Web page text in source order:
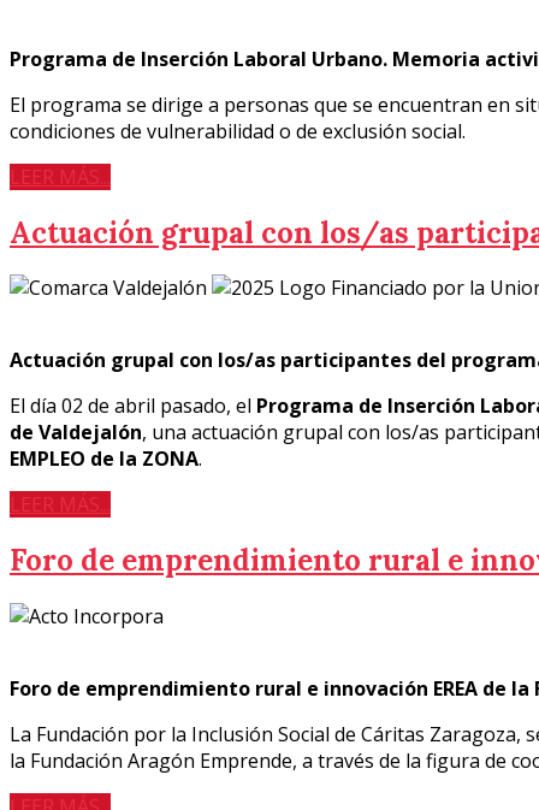
Programa de Inserción Laboral Urbano. Memoria
El programa se dirige a personas que se encuentran en
condiciones de vulnerabilidad o de exclusión social.
LEER MÁS...
Actuación grupal con los/as
Actuación grupal con los/as participantes del
El día 02 de abril pasado, el Programa de Inserción
de Valdejalón, una actuación grupal con los/as
EMPLEO de la ZONA.
LEER MÁS...
Foro de emprendimiento rural e
Foro de emprendimiento rural e innovación EREA de
La Fundación por la Inclusión Social de Cáritas
la Fundación Aragón Emprende, a través de la figura de